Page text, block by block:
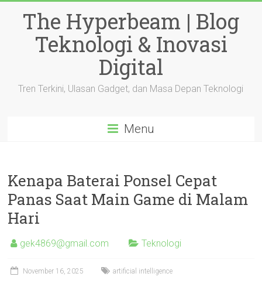
contentThe Hyperbeam | Blog
Teknologi & Inovasi
Digital
Tren Terkini, Ulasan Gadget, dan Masa Depan Teknologi
Menu
Kenapa Baterai Ponsel Cepat
Panas Saat Main Game di Malam
Hari
gek4869@gmail.com Teknologi
November 16, 2025 artificial intelligence